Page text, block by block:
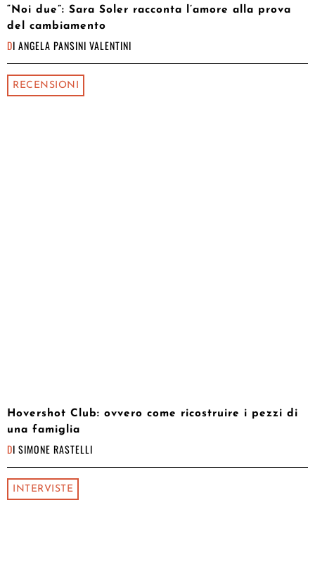
“Noi due”: Sara Soler racconta l’amore alla prova
del cambiamento
DI ANGELA PANSINI VALENTINI
RECENSIONI
Hovershot Club: ovvero come ricostruire i pezzi di
una famiglia
DI SIMONE RASTELLI
INTERVISTE